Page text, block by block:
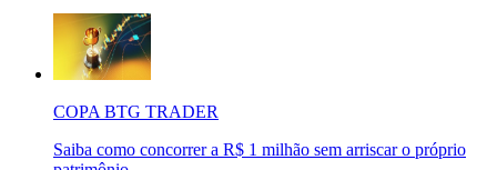
COPA BTG TRADER
Saiba como concorrer a R$ 1 milhão sem arriscar o próprio